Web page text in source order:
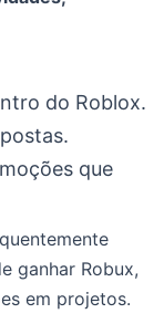
do Roblox.
que
ganhar Robux,
em projetos.